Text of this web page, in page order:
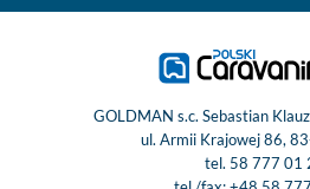
GOLDMAN s.c. Sebastian
ul. Armii Krajowej 86,
tel. 58 777 01